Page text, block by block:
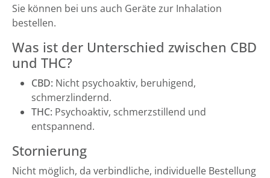
Sie können bei uns auch Geräte zur Inhalation
bestellen.
Was ist der Unterschied zwischen CBD
und THC?
CBD: Nicht psychoaktiv, beruhigend,
schmerzlindernd.
THC: Psychoaktiv, schmerzstillend und
entspannend.
Stornierung
Nicht möglich, da verbindliche, individuelle Bestellung